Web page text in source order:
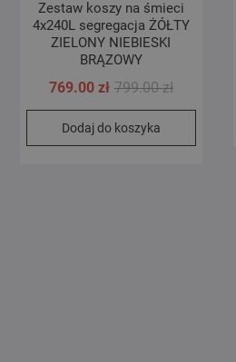
Zestaw koszy na śmieci
4x240L segregacja ŻÓŁTY
ZIELONY NIEBIESKI
BRĄZOWY
799.00złPierwotna
cena
799.00 zł.
769.00 zł
Aktualna
cena
769.00 zł.
Dodaj do koszyka